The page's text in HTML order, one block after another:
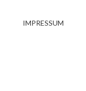
IMPRESSUM